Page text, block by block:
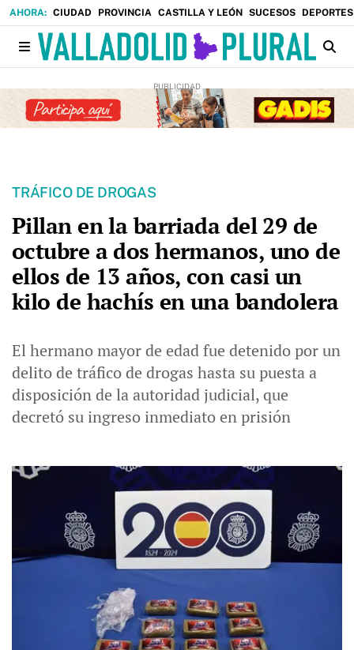
CIUDAD PROVINCIA CASTILLA Y LEÓN SUCESOS DEPORTES
TRÁFICO DE DROGAS
Pillan en la barriada del 29 de
octubre a dos hermanos, uno de
ellos de 13 años, con casi un
kilo de hachís en una bandolera
El hermano mayor de edad fue detenido por un
delito de tráfico de drogas hasta su puesta a
disposición de la autoridad judicial, que
decretó su ingreso inmediato en prisión